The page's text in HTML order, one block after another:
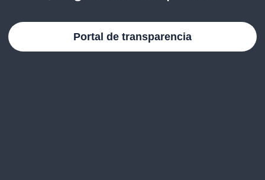
Portal de transparencia